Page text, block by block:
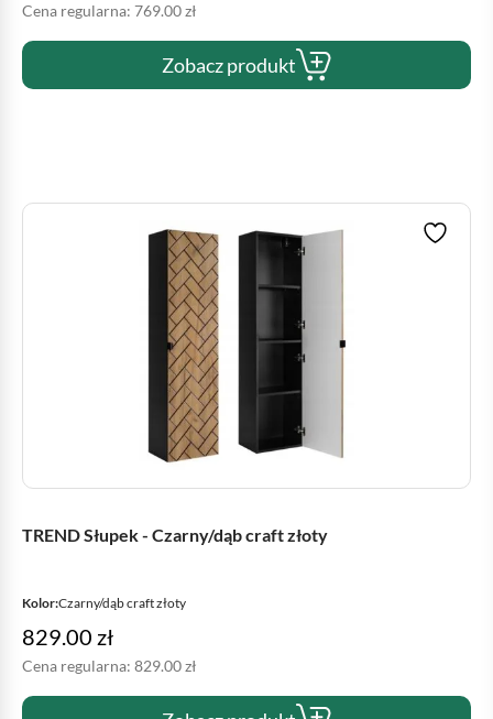
Cena regularna: 769.00zł
Zobacz produkt
TREND Słupek - Czarny/dąb craft złoty
Kolor:Czarny/dąb craft złoty
829.00 zł
Cena regularna: 829.00zł